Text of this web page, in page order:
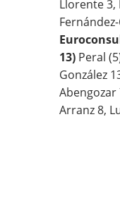
Llorente 3,
13) Peral
González
Abengozar
Arranz 8,